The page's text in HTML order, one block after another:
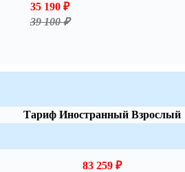
35 190 ₽
39 100 ₽
Тариф Иностранный Взрослый
83 259 ₽